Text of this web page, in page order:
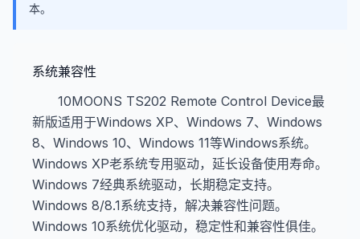
本。
系统兼容性
10MOONS TS202 Remote Control Device最
新版适用于Windows XP、Windows 7、Windows
8、Windows 10、Windows 11等Windows系统。
Windows XP老系统专用驱动，延长设备使用寿命。
Windows 7经典系统驱动，长期稳定支持。
Windows 8/8.1系统支持，解决兼容性问题。
Windows 10系统优化驱动，稳定性和兼容性俱佳。